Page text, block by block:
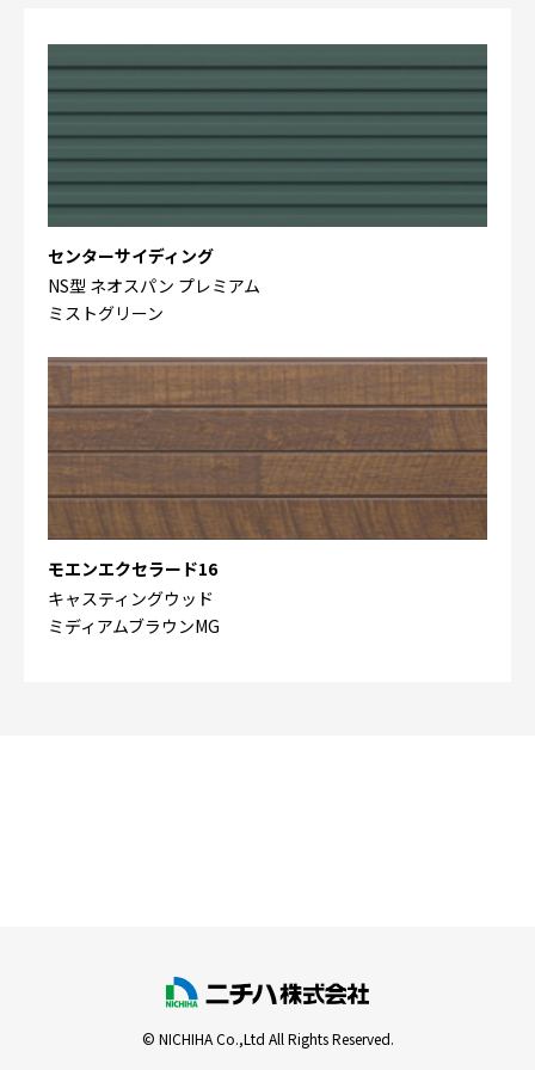
センターサイディング
NS型 ネオスパン プレミアム
ミストグリーン
モエンエクセラード16
キャスティングウッド
ミディアムブラウンMG
© NICHIHA Co.,Ltd All Rights Reserved.